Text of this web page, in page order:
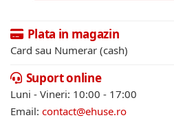
Plata in magazin
Card sau Numerar (cash)
Suport online
Luni - Vineri: 10:00 - 17:00
Email: contact@ehuse.ro